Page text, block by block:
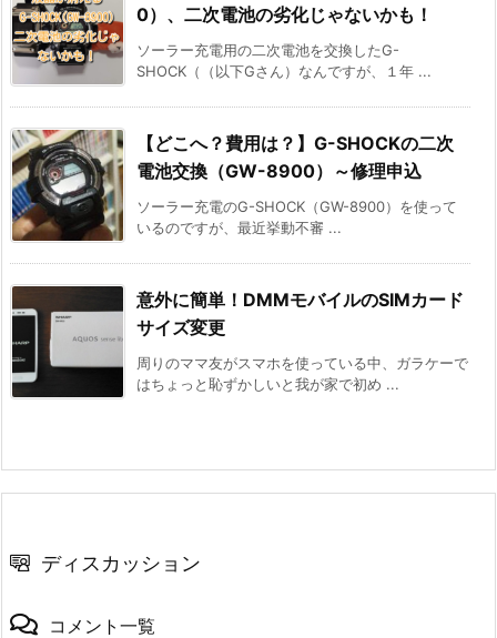
0）、二次電池の劣化じゃないかも！
ソーラー充電用の二次電池を交換したG-
SHOCK（（以下Gさん）なんですが、１年 ...
【どこへ？費用は？】G-SHOCKの二次
電池交換（GW-8900）～修理申込
ソーラー充電のG-SHOCK（GW-8900）を使って
いるのですが、最近挙動不審 ...
意外に簡単！DMMモバイルのSIMカード
サイズ変更
周りのママ友がスマホを使っている中、ガラケーで
はちょっと恥ずかしいと我が家で初め ...
ディスカッション
コメント一覧